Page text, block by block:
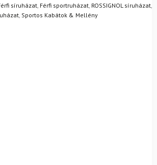
feltételei?
síruházat Férfi sportruházat ROSSIGNOL síruházat
Sportos Kabátok & Mellény